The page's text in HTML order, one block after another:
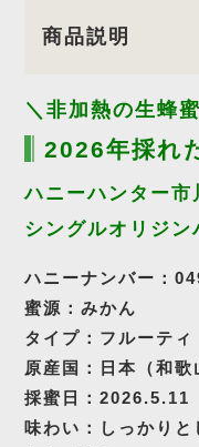
商品説明
＼非加熱の生蜂
2026年採れ
ハニーハンター市
シングルオリジン
ハニーナンバー：
蜜源：みかん
タイプ：フルーティ
原産国：日本（和歌
採蜜日：2026.5.11
味わい：しっかり